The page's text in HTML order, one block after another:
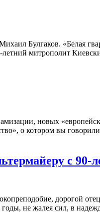
Булгаков. «Белая
летний митрополит
новых
о котором вы
с 90-
дорогой
не жалея сил, в